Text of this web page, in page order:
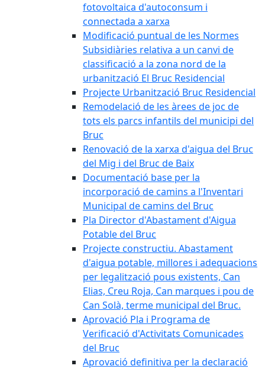
fotovoltaica d'autoconsum i
connectada a xarxa
Modificació puntual de les Normes
Subsidiàries relativa a un canvi de
classificació a la zona nord de la
urbanització El Bruc Residencial
Projecte Urbanització Bruc Residencial
Remodelació de les àrees de joc de
tots els parcs infantils del municipi del
Bruc
Renovació de la xarxa d'aigua del Bruc
del Mig i del Bruc de Baix
Documentació base per la
incorporació de camins a l'Inventari
Municipal de camins del Bruc
Pla Director d'Abastament d'Aigua
Potable del Bruc
Projecte constructiu. Abastament
d'aigua potable, millores i adequacions
per legalització pous existents, Can
Elias, Creu Roja, Can marques i pou de
Can Solà, terme municipal del Bruc.
Aprovació Pla i Programa de
Verificació d'Activitats Comunicades
del Bruc
Aprovació definitiva per la declaració